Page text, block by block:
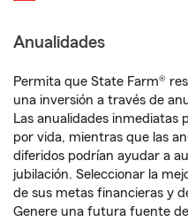
Anualidades
Permita que State Farm®
una inversión a través de
Las anualidades inmediatas
por vida, mientras que las
diferidos podrían ayudar a
jubilación. Seleccionar la
de sus metas financieras y
Genere una futura fuente